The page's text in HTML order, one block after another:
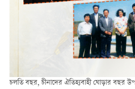
চলতি বছর, চীনাদের ঐতিহ্যবাহী ঘোড়ার বছর